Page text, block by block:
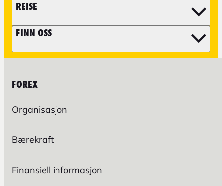
REISE
FINN OSS
FOREX
Organisasjon
Bærekraft
Finansiell informasjon